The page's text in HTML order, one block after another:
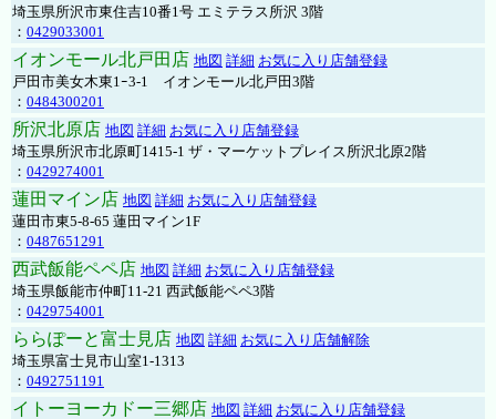
埼玉県所沢市東住吉10番1号 エミテラス所沢 3階
： 0429033001
イオンモール北戸田店 地図 詳細 お気に入り店舗登録
戸田市美女木東1ｰ3‐1 イオンモール北戸田3階
： 0484300201
所沢北原店 地図 詳細 お気に入り店舗登録
埼玉県所沢市北原町1415-1 ザ・マーケットプレイス所沢北原2階
： 0429274001
蓮田マイン店 地図 詳細 お気に入り店舗登録
蓮田市東5-8-65 蓮田マイン1F
： 0487651291
西武飯能ペペ店 地図 詳細 お気に入り店舗登録
埼玉県飯能市仲町11-21 西武飯能ペペ3階
： 0429754001
ららぽーと富士見店 地図 詳細 お気に入り店舗解除
埼玉県富士見市山室1-1313
： 0492751191
イトーヨーカドー三郷店 地図 詳細 お気に入り店舗登録